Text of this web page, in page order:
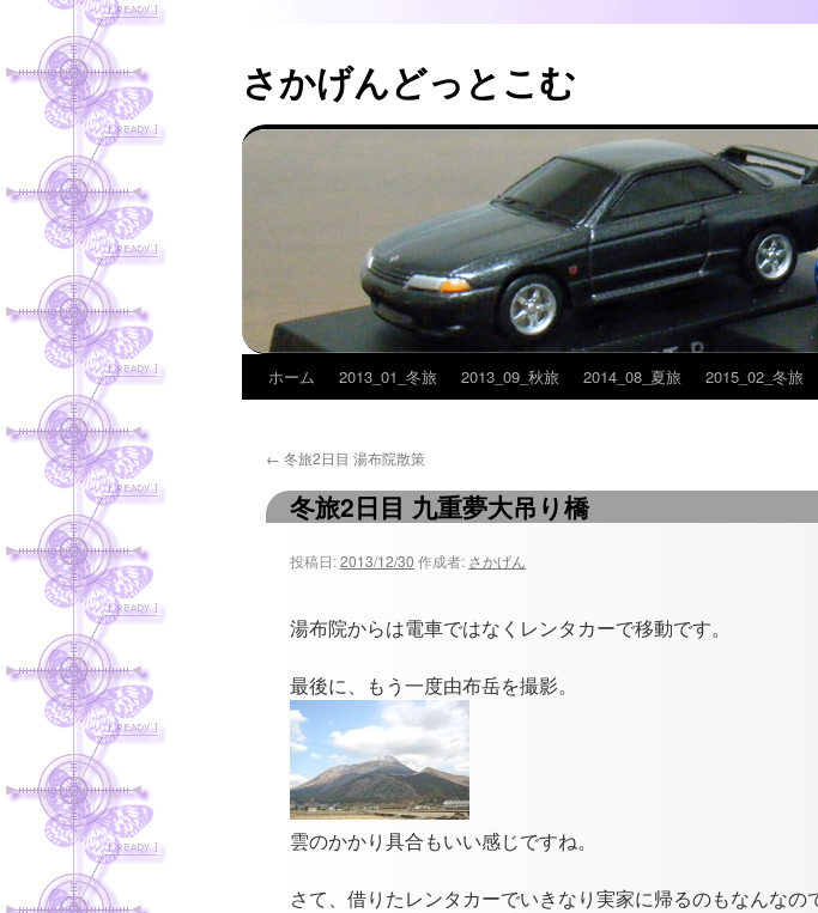
さかげんどっとこむ
テ
ン
ホーム 2013_01_冬旅 2013_09_秋旅 2014_08_夏旅 2015_02_冬旅
← 冬旅2日目 湯布院散策
冬旅2日目 九重夢大吊り橋
投稿日:2013/12/30 作成者: さかげん
湯布院からは電車ではなくレンタカーで移動です。
最後に、もう一度由布岳を撮影。
雲のかかり具合もいい感じですね。
さて、借りたレンタカーでいきなり実家に帰るのもなんなの